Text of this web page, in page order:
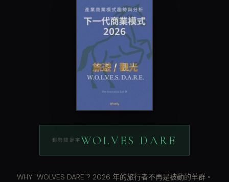
趨勢關鍵字WOLVES DARE
WHY "WOLVES DARE"? 2026 年的旅行者不再是被動的羊群。